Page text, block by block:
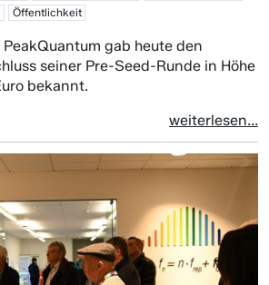
Öffentlichkeit
gab heute den
seiner Pre-Seed-Runde in Höhe
bekannt.
weiterlesen...